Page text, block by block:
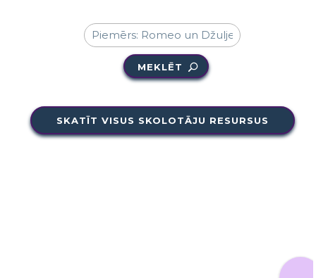
MEKLĒT
SKATĪT VISUS SKOLOTĀJU RESURSUS